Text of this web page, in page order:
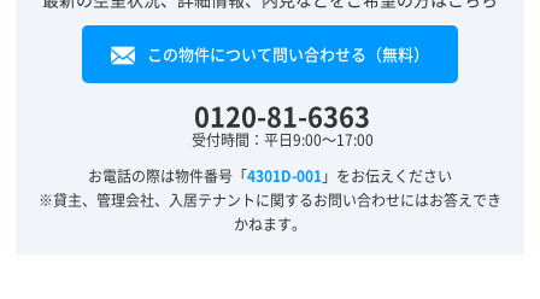
この物件について問い合わせる（無料）
0120-81-6363
受付時間：平日9:00～17:00
お電話の際は物件番号「4301D-001」をお伝えください
※貸主、管理会社、入居テナントに関するお問い合わせにはお答えでき
かねます。